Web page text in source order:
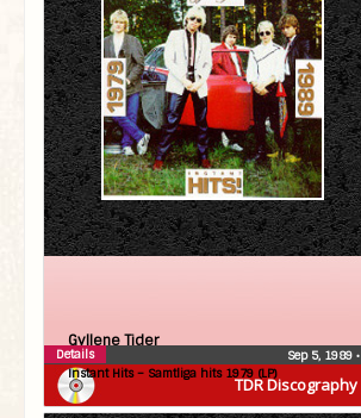
TDR Discography
Gyllene Tider
Instant Hits – Samtliga hits 1979 (LP)
Sep 5, 1989 •
Details